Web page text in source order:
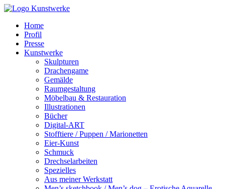
Home
Profil
Presse
Kunstwerke
Skulpturen
Drachengame
Gemälde
Raumgestaltung
Möbelbau & Restauration
Illustrationen
Bücher
Digital-ART
Stofftiere / Puppen / Marionetten
Eier-Kunst
Schmuck
Drechselarbeiten
Spezielles
Aus meiner Werkstatt